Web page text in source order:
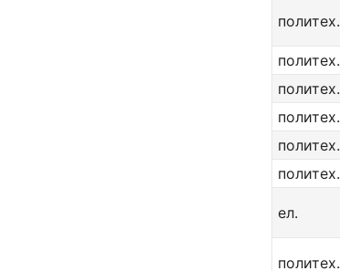
политех.
политех.
политех.
политех.
политех.
политех.
ел.
политех.